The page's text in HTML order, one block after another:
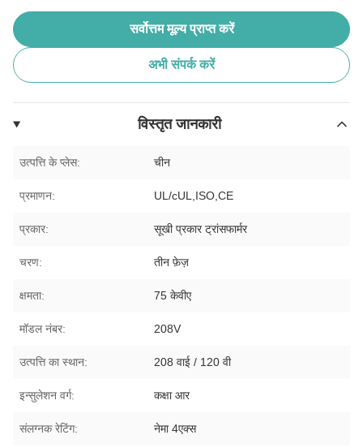
सर्वोत्तम मूल्य प्राप्त करें
अभी संपर्क करें
विस्तृत जानकारी
उत्पत्ति के प्लेस: चीन
प्रमाणन: UL/cUL,ISO,CE
प्रकार: सूखी प्रकार ट्रांसफार्मर
चरण: तीन फ़ेज़
क्षमता: 75 केवीए
मॉडल नंबर: 208V
उत्पत्ति का स्थान: 208 वाई / 120 वी
इन्सुलेशन वर्ग: कक्षा आर
संलग्नक रेटिंग: नेमा 4एक्स